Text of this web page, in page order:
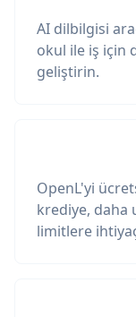
AI dilbilgisi
okul ile iş için
geliştirin.
OpenL'yi
krediye, daha
limitlere